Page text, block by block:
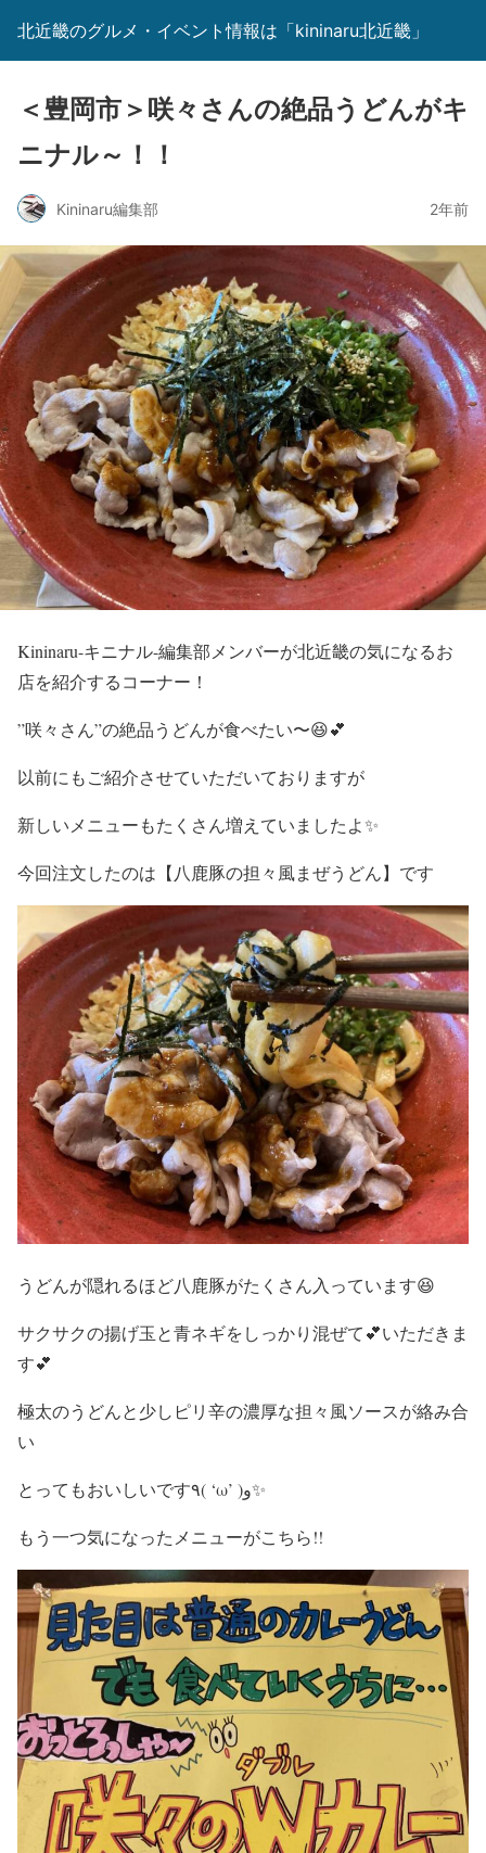
北近畿のグルメ・イベント情報は「kininaru北近畿」
＜豊岡市＞咲々さんの絶品うどんがキ
ニナル～！！
Kininaru編集部 2年前
Kininaru-キニナル-編集部メンバーが北近畿の気になるお
店を紹介するコーナー！
”咲々さん”の絶品うどんが食べたい〜😆💕
以前にもご紹介させていただいておりますが
新しいメニューもたくさん増えていましたよ✨
今回注文したのは【八鹿豚の担々風まぜうどん】です
うどんが隠れるほど八鹿豚がたくさん入っています😆
サクサクの揚げ玉と青ネギをしっかり混ぜて💕いただきま
す💕
極太のうどんと少しピリ辛の濃厚な担々風ソースが絡み合
い
とってもおいしいです٩( ‘ω’ )و✨
もう一つ気になったメニューがこちら!!